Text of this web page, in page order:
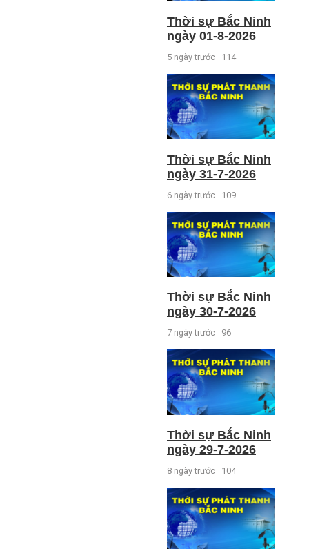
Thời sự Bắc Ninh
ngày 01-8-2026
5 ngày trước 114
Thời sự Bắc Ninh
ngày 31-7-2026
6 ngày trước 109
Thời sự Bắc Ninh
ngày 30-7-2026
7 ngày trước 96
Thời sự Bắc Ninh
ngày 29-7-2026
8 ngày trước 104